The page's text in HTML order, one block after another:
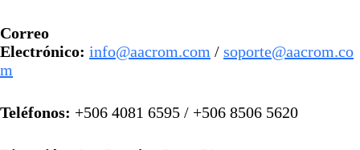
Correo
Electrónico: info@aacrom.com / soporte@aacrom.co
m
Teléfonos: +506 4081 6595 / +506 8506 5620